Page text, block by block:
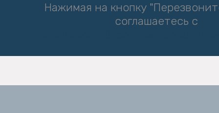
Нажимая на кнопку
соглашаетесь с